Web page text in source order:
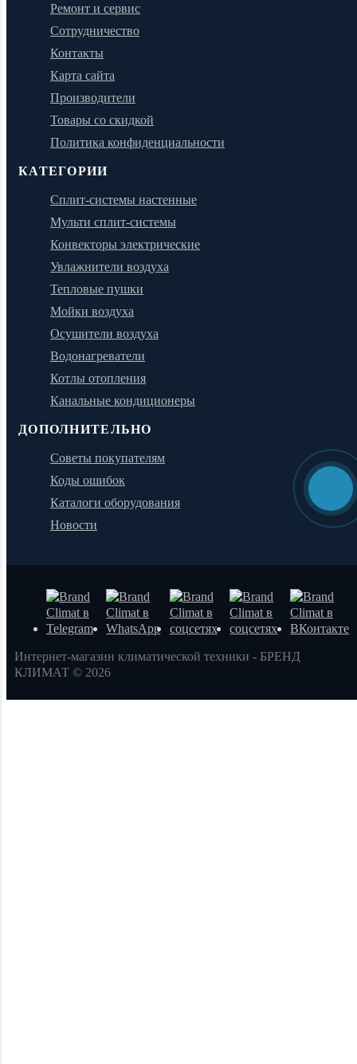
Ремонт и сервис
Сотрудничество
Контакты
Карта сайта
Производители
Товары со скидкой
Политика конфиденциальности
КАТЕГОРИИ
Сплит-системы настенные
Мульти сплит-системы
Конвекторы электрические
Увлажнители воздуха
Тепловые пушки
Мойки воздуха
Осушители воздуха
Водонагреватели
Котлы отопления
Канальные кондиционеры
ДОПОЛНИТЕЛЬНО
Советы покупателям
Коды ошибок
Каталоги оборудования
Новости
Интернет-магазин климатической техники - БРЕНД
КЛИМАТ © 2026